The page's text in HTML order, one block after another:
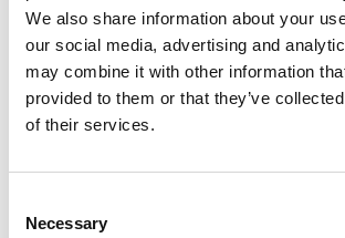
We also share information about your
our social media, advertising and
may combine it with other information
provided to them or that they’ve
of their services.
Selection
Necessary
FQ
240
240
mm²
24.5
mm
2341
kg/
FQ
300
FQ